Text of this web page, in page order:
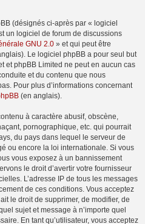
(désignés ci-après par « logiciel
un logiciel de forum de discussions
GNU 2.0 » et qui peut être
Le logiciel phpBB a pour seul but
et phpBB Limited ne peut en aucun cas
et du contenu que nous
Pour plus d’informations concernant
(en anglais).
à caractère abusif, obscène,
pornographique, etc. qui pourrait
du pays dans lequel le serveur de
ou encore la loi internationale. Si vous
vous exposez à un bannissement
le droit d’avertir votre fournisseur
L’adresse IP de tous les messages
de ces conditions. Vous acceptez
le droit de supprimer, de modifier, de
sujet et message à n’importe quel
En tant qu’utilisateur, vous acceptez